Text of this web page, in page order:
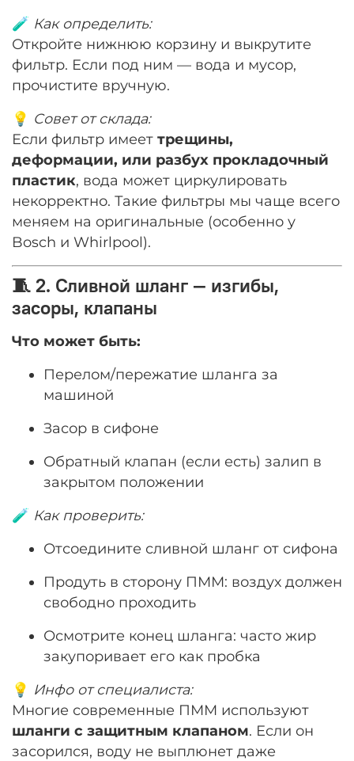
🧪 Как определить:
Откройте нижнюю корзину и выкрутите
фильтр. Если под ним — вода и мусор,
прочистите вручную.
💡 Совет от склада:
Если фильтр имеет трещины,
деформации, или разбух прокладочный
пластик, вода может циркулировать
некорректно. Такие фильтры мы чаще всего
меняем на оригинальные (особенно у
Bosch и Whirlpool).
🧵 2. Сливной шланг — изгибы,
засоры, клапаны
Что может быть:
Перелом/пережатие шланга за
машиной
Засор в сифоне
Обратный клапан (если есть) залип в
закрытом положении
🧪 Как проверить:
Отсоедините сливной шланг от сифона
Продуть в сторону ПММ: воздух должен
свободно проходить
Осмотрите конец шланга: часто жир
закупоривает его как пробка
💡 Инфо от специалиста:
Многие современные ПММ используют
шланги с защитным клапаном. Если он
засорился, воду не выплюнет даже